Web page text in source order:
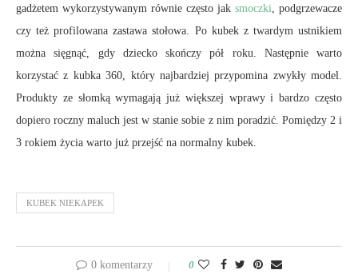
gadżetem wykorzystywanym równie często jak smoczki, podgrzewacze
czy też profilowana zastawa stołowa. Po kubek z twardym ustnikiem
można sięgnąć, gdy dziecko skończy pół roku. Następnie warto
korzystać z kubka 360, który najbardziej przypomina zwykły model.
Produkty ze słomką wymagają już większej wprawy i bardzo często
dopiero roczny maluch jest w stanie sobie z nim poradzić. Pomiędzy 2 i
3 rokiem życia warto już przejść na normalny kubek.
KUBEK NIEKAPEK
0 komentarzy 0